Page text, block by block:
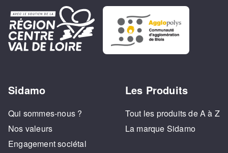
Sidamo
Qui sommes-nous ?
Nos valeurs
Engagement sociétal
Les Produits
Tout les produits de A à Z
La marque Sidamo